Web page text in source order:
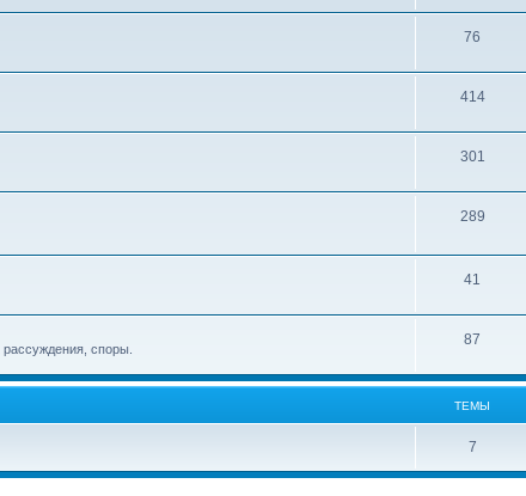
76
414
301
289
41
споры.
87
ТЕМЫ
7